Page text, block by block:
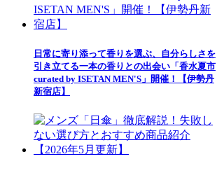
日常に寄り添って香りを選ぶ、自分らしさを
引き立てる一本の香りとの出会い「香水夏市
curated by ISETAN MEN'S」開催！【伊勢丹
新宿店】